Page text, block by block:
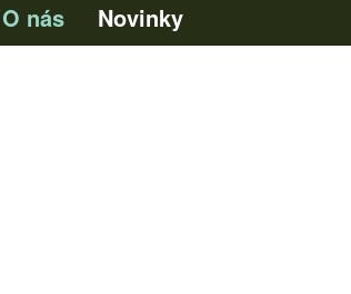
O nás Novinky